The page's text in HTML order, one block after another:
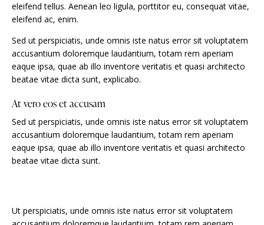
eleifend tellus. Aenean leo ligula, porttitor eu, consequat vitae,
eleifend ac, enim.
Sed ut perspiciatis, unde omnis iste natus error sit voluptatem
accusantium doloremque laudantium, totam rem aperiam
eaque ipsa, quae ab illo inventore veritatis et quasi architecto
beatae vitae dicta sunt, explicabo.
At vero eos et accusam
Sed ut perspiciatis, unde omnis iste natus error sit voluptatem
accusantium doloremque laudantium, totam rem aperiam
eaque ipsa, quae ab illo inventore veritatis et quasi architecto
beatae vitae dicta sunt.
Ut perspiciatis, unde omnis iste natus error sit voluptatem